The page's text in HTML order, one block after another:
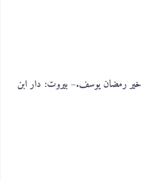
رمضان يوسف.– بيروت: دار ابن